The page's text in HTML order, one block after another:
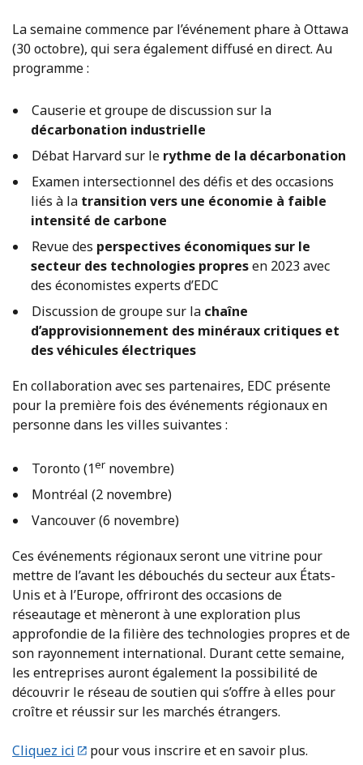
La semaine commence par l’événement phare à Ottawa
(30 octobre), qui sera également diffusé en direct. Au
programme :
Causerie et groupe de discussion sur la
décarbonation industrielle
Débat Harvard sur le rythme de la décarbonation
Examen intersectionnel des défis et des occasions
liés à la transition vers une économie à faible
intensité de carbone
Revue des perspectives économiques sur le
secteur des technologies propresen 2023 avec
des économistes experts d’EDC
Discussion de groupe sur la chaîne
d’approvisionnement des minéraux critiques et
des véhicules électriques
En collaboration avec ses partenaires, EDC présente
pour la première fois des événements régionaux en
personne dans les villes suivantes :
Toronto (1ernovembre)
Montréal (2 novembre)
Vancouver (6 novembre)
Ces événements régionaux seront une vitrine pour
mettre de l’avant les débouchés du secteur aux États-
Unis et à l’Europe, offriront des occasions de
réseautage et mèneront à une exploration plus
approfondie de la filière des technologies propres et de
son rayonnement international. Durant cette semaine,
les entreprises auront également la possibilité de
découvrir le réseau de soutien qui s’offre à elles pour
croître et réussir sur les marchés étrangers.
Cliquez ici pour vous inscrire et en savoir plus.